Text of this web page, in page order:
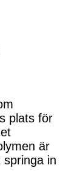
plats för
är
in